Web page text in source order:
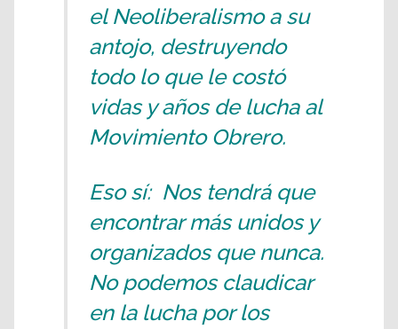
el Neoliberalismo a su
antojo, destruyendo
todo lo que le costó
vidas y años de lucha al
Movimiento Obrero.
Eso sí: Nos tendrá que
encontrar más unidos y
organizados que nunca.
No podemos claudicar
en la lucha por los